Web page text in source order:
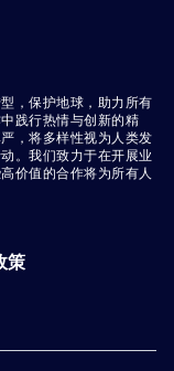
，保护地球，助力所有
践行热情与创新的精
，将多样性视为人类发
。我们致力于在开展业
价值的合作将为所有人
策